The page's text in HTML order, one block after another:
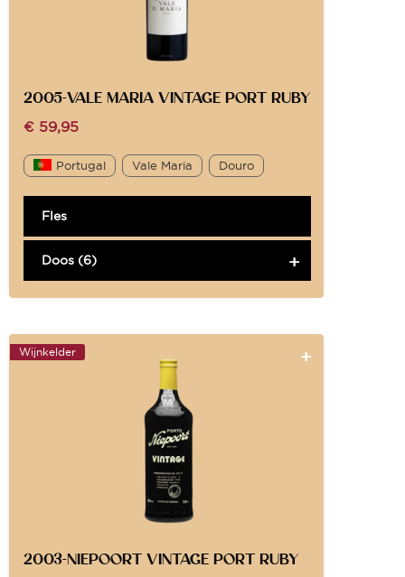
2005-VALE MARIA VINTAGE PORT RUBY
€ 59,95
Portugal Vale Maria Douro
Fles
Doos (6)
Wijnkelder
2003-NIEPOORT VINTAGE PORT RUBY